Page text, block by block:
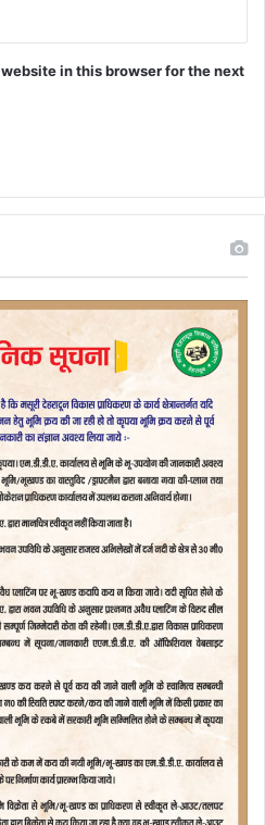
in this browser for the next